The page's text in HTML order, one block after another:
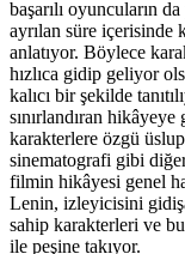
başarılı oyuncuların
ayrılan süre
anlatıyor. Böylece
hızlıca gidip geliyor
kalıcı bir şekilde
sınırlandıran
karakterlere özgü
sinematografi gibi
filmin hikâyesi genel
Lenin, izleyicisini
sahip karakterleri ve
ile peşine takıyor.